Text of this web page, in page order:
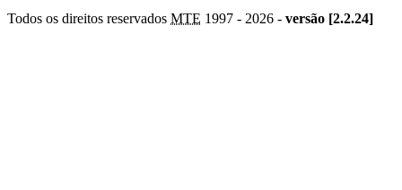
Todos os direitos reservados MTE 1997 - 2026 - versão [2.2.24]